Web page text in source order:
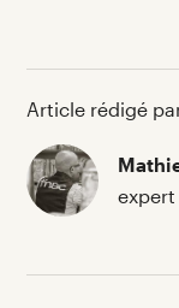
Article rédigé
expert